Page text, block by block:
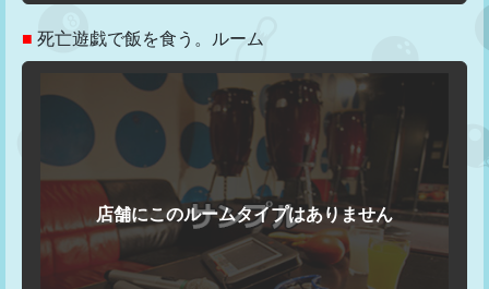
■ 死亡遊戯で飯を食う。ルーム